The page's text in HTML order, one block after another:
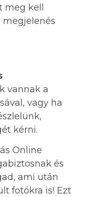
kell
vannak a
vagy ha
kérni.
Online
és
ami után
fotókra is! Ezt